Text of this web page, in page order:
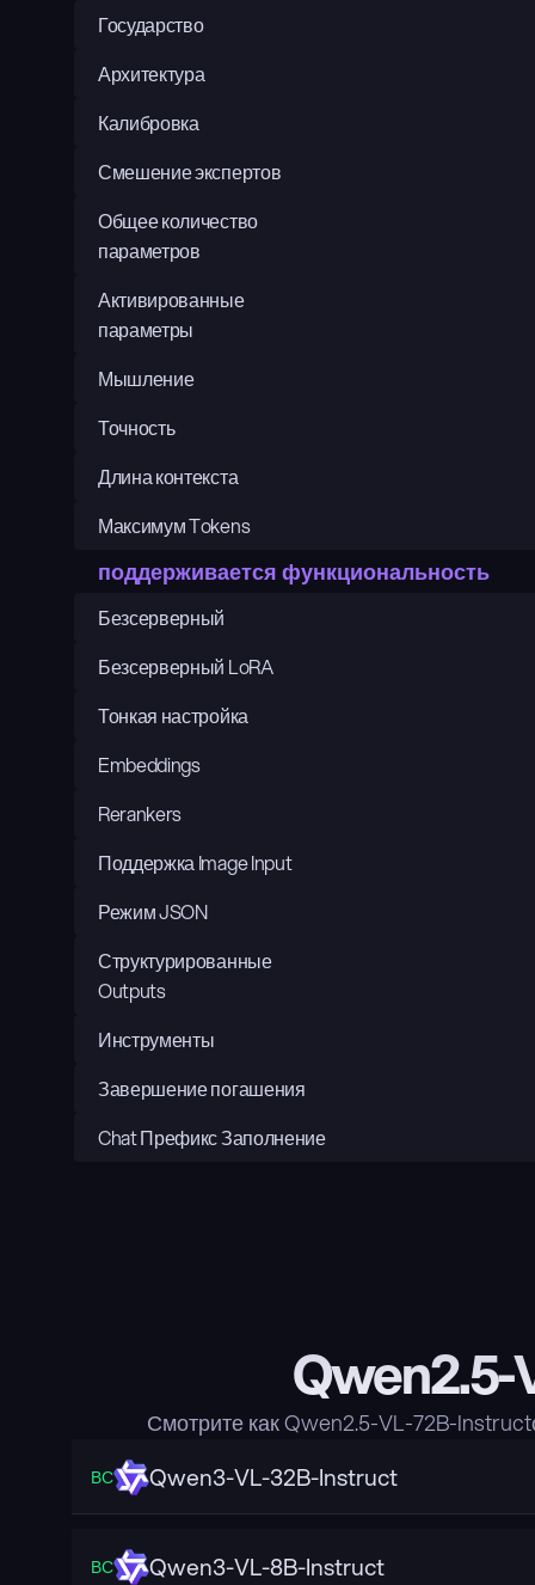
Государство
Архитектура
Калибровка
Смешение экспертов
Общее количество
параметров
Активированные
параметры
Мышление
Точность
Длина контекста
Максимум Tokens
поддерживается функциональность
Безсерверный
Безсерверный LoRA
Тонкая настройка
Embeddings
Rerankers
Поддержка Image Input
Режим JSON
Структурированные
Outputs
Инструменты
Завершение погашения
Chat Префикс Заполнение
Qwen2.5-
Смотрите как Qwen2.5-VL-72B-
ВС Qwen3-VL-32B-Instruct
ВС Qwen3-VL-8B-Instruct